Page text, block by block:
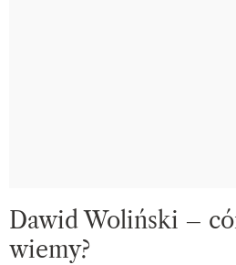
Dawid Woliński –
wiemy?